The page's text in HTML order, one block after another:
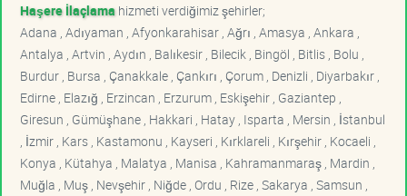
Haşere İlaçlama hizmeti verdiğimiz şehirler;
Adana , Adıyaman , Afyonkarahisar , Ağrı , Amasya , Ankara ,
Antalya , Artvin , Aydın , Balıkesir , Bilecik , Bingöl , Bitlis , Bolu ,
Burdur , Bursa , Çanakkale , Çankırı , Çorum , Denizli , Diyarbakır ,
Edirne , Elazığ , Erzincan , Erzurum , Eskişehir , Gaziantep ,
Giresun , Gümüşhane , Hakkari , Hatay , Isparta , Mersin , İstanbul
, İzmir , Kars , Kastamonu , Kayseri , Kırklareli , Kırşehir , Kocaeli ,
Konya , Kütahya , Malatya , Manisa , Kahramanmaraş , Mardin ,
Muğla , Muş , Nevşehir , Niğde , Ordu , Rize , Sakarya , Samsun ,